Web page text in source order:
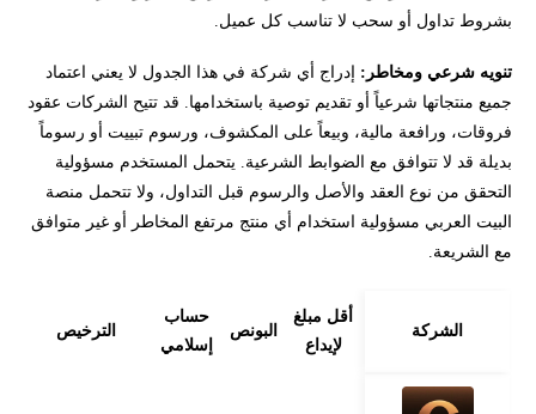
بشروط تداول أو سحب لا تناسب كل عميل.
تنويه شرعي ومخاطر: إدراج أي شركة في هذا الجدول لا يعني اعتماد
جميع منتجاتها شرعياً أو تقديم توصية باستخدامها. قد تتيح الشركات عقود
فروقات، ورافعة مالية، وبيعاً على المكشوف، ورسوم تبييت أو رسوماً
بديلة قد لا تتوافق مع الضوابط الشرعية. يتحمل المستخدم مسؤولية
التحقق من نوع العقد والأصل والرسوم قبل التداول، ولا تتحمل منصة
البيت العربي مسؤولية استخدام أي منتج مرتفع المخاطر أو غير متوافق
مع الشريعة.
الشركة
أقل مبلغ
لإيداع
البونص
حساب
إسلامي
الترخيص